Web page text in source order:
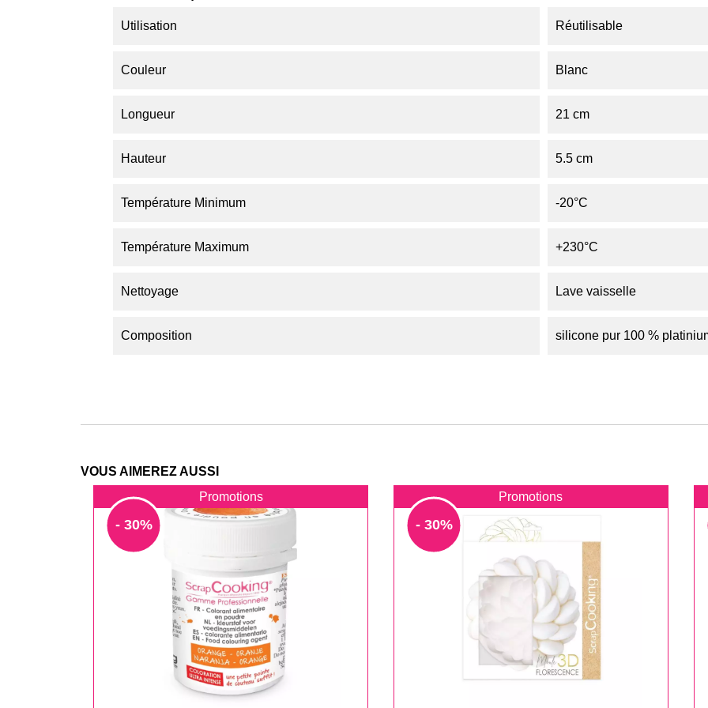
Utilisation Réutilisable
Couleur Blanc
Longueur 21 cm
Hauteur 5.5 cm
Température Minimum -20°C
Température Maximum +230°C
Nettoyage Lave vaisselle
Composition silicone pur 100 %
VOUS AIMEREZ AUSSI
Promotions
- 30%
Promotions
- 30%